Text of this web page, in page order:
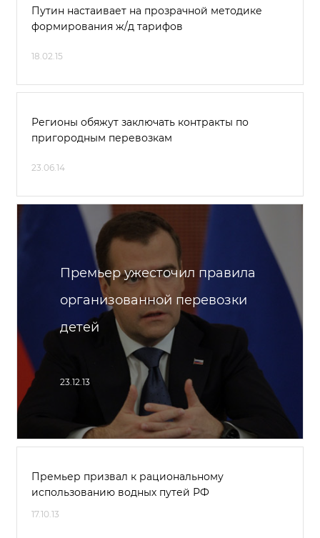
Путин настаивает на прозрачной методике
формирования ж/д тарифов
18.02.15
Регионы обяжут заключать контракты по
пригородным перевозкам
23.06.14
Премьер ужесточил правила
организованной перевозки
детей
23.12.13
Премьер призвал к рациональному
использованию водных путей РФ
17.10.13